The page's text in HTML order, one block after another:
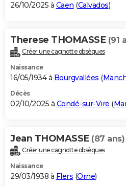
26/10/2025 à Caen (Calvados)
Therese THOMASSE (91
Créer une cagnotte obsèques
Naissance
16/05/1934 à Bourgvallées (
Décès
02/10/2025 à Condé-sur-Vire (
Jean THOMASSE (87 ans)
Créer une cagnotte obsèques
Naissance
29/03/1938 à Flers (Orne)